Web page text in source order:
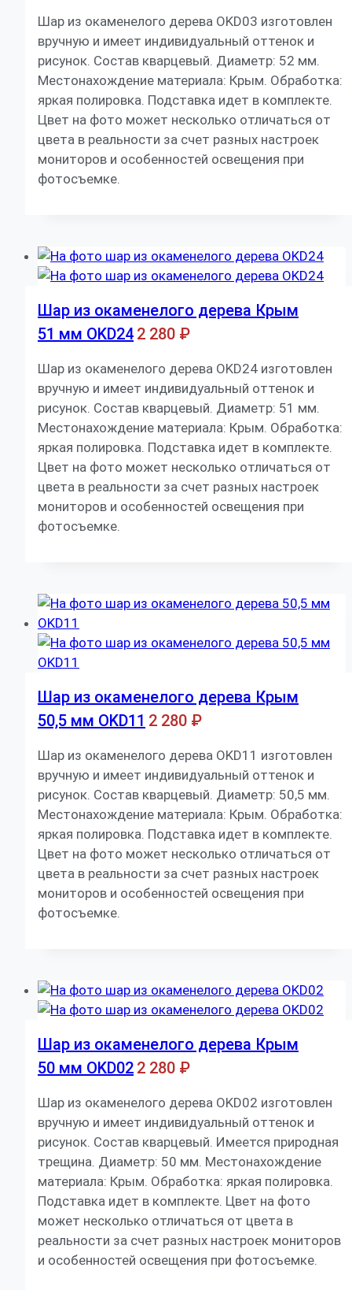
Шар из окаменелого дерева OKD03 изготовлен
вручную и имеет индивидуальный оттенок и
рисунок. Состав кварцевый. Диаметр: 52 мм.
Местонахождение материала: Крым. Обработка:
яркая полировка. Подставка идет в комплекте.
Цвет на фото может несколько отличаться от
цвета в реальности за счет разных настроек
мониторов и особенностей освещения при
фотосъемке.
Шар из окаменелого дерева Крым
51 мм OKD24 2 280 ₽
Шар из окаменелого дерева OKD24 изготовлен
вручную и имеет индивидуальный оттенок и
рисунок. Состав кварцевый. Диаметр: 51 мм.
Местонахождение материала: Крым. Обработка:
яркая полировка. Подставка идет в комплекте.
Цвет на фото может несколько отличаться от
цвета в реальности за счет разных настроек
мониторов и особенностей освещения при
фотосъемке.
Шар из окаменелого дерева Крым
50,5 мм OKD11 2 280 ₽
Шар из окаменелого дерева OKD11 изготовлен
вручную и имеет индивидуальный оттенок и
рисунок. Состав кварцевый. Диаметр: 50,5 мм.
Местонахождение материала: Крым. Обработка:
яркая полировка. Подставка идет в комплекте.
Цвет на фото может несколько отличаться от
цвета в реальности за счет разных настроек
мониторов и особенностей освещения при
фотосъемке.
Шар из окаменелого дерева Крым
50 мм OKD02 2 280 ₽
Шар из окаменелого дерева OKD02 изготовлен
вручную и имеет индивидуальный оттенок и
рисунок. Состав кварцевый. Имеется природная
трещина. Диаметр: 50 мм. Местонахождение
материала: Крым. Обработка: яркая полировка.
Подставка идет в комплекте. Цвет на фото
может несколько отличаться от цвета в
реальности за счет разных настроек мониторов
и особенностей освещения при фотосъемке.